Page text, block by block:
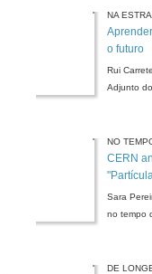
NA
o futuro
Rui
Adjunto
NO
CERN
Sara
no tempo
DE